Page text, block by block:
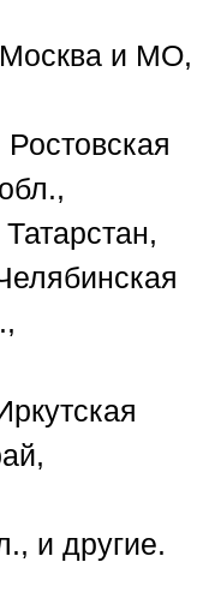
Москва и МО,
и другие.